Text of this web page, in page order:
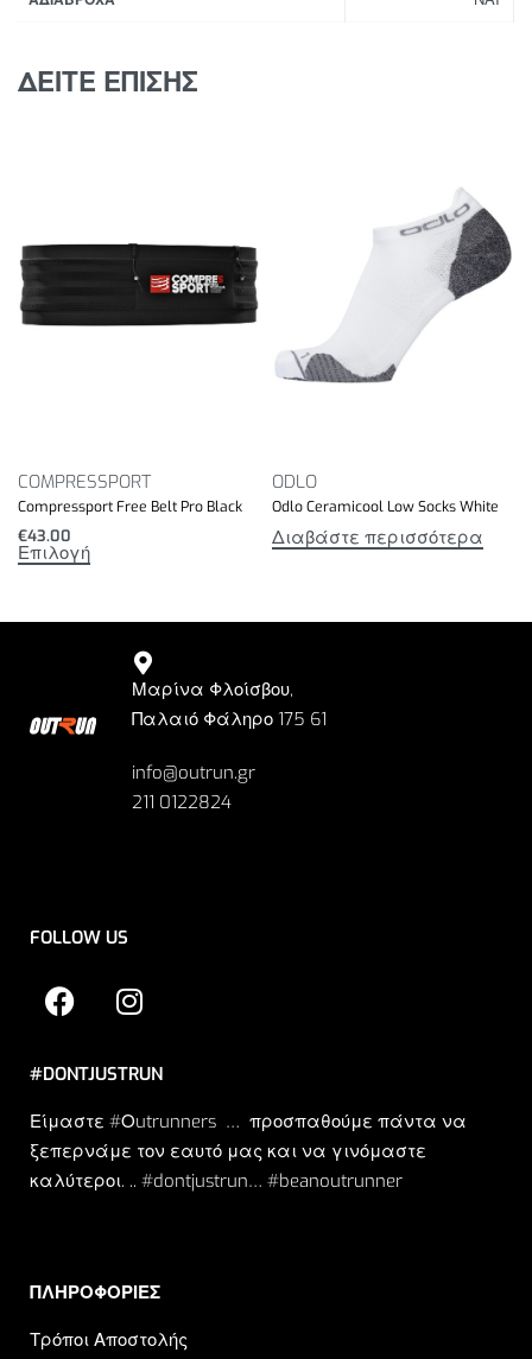
Συνοδεύεται από λουράκι λαιμού για εύκολη
ΔΕΙΤΕ ΕΠΙΣΗΣ
COMPRESSPORT
Compressport Free Belt Pro Black
€43.00
Επιλογή
ODLO
Odlo Ceramicool Low Socks White
Διαβάστε περισσότερα
Μαρίνα Φλοίσβου,
Παλαιό Φάληρο 175 61
info@outrun.gr
211 0122824
FOLLOW US
#DONTJUSTRUN
Είμαστε #Οutrunners … προσπαθούμε πάντα να
ξεπερνάμε τον εαυτό μας και να γινόμαστε
καλύτεροι. .. #dontjustrun… #beanoutrunner
ΠΛΗΡΟΦΟΡΙΕΣ​
Τρόποι Αποστολής